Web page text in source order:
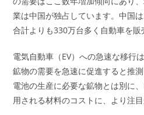
業は中国が独占しています。中国
合計よりも330万台多く自動車を販
電気自動車（EV）への急速な移行
鉱物の需要を急速に促進すると推
電池の生産に必要な鉱物とは別に
用される材料のコストに、より注目